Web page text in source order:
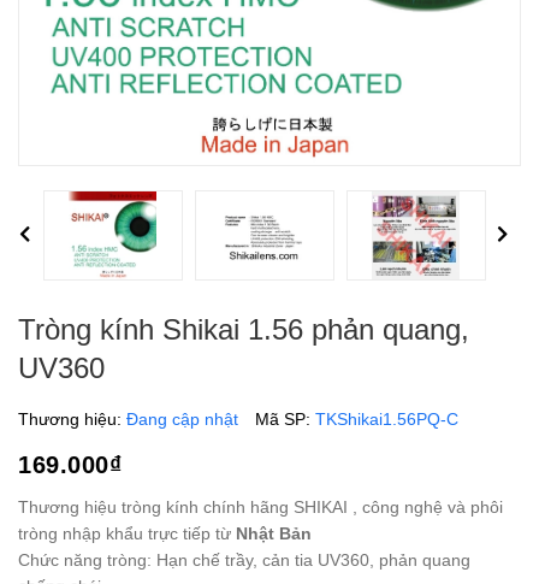
Previous Next
Tròng kính Shikai 1.56 phản quang,
UV360
Thương hiệu: Đang cập nhật Mã SP: TKShikai1.56PQ-C
169.000₫
Thương hiệu tròng kính chính hãng SHIKAI , công nghệ và phôi
tròng nhập khẩu trực tiếp từ Nhật Bản
Chức năng tròng: Hạn chế trầy, cản tia UV360, phản quang